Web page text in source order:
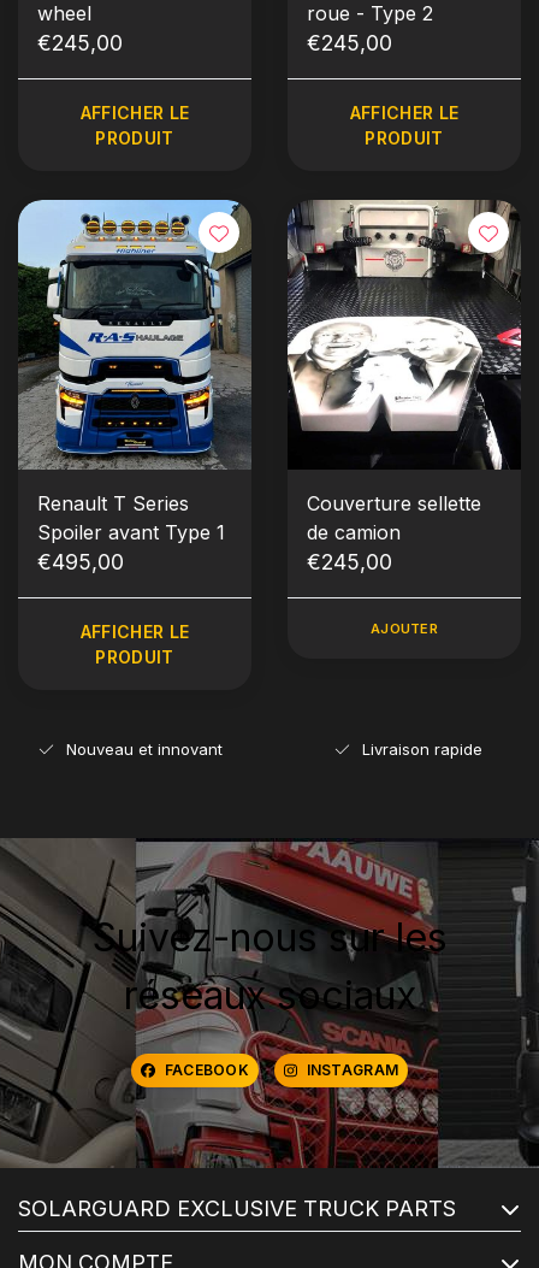
wheel
€245,00
AFFICHER LE
PRODUIT
roue - Type 2
€245,00
AFFICHER LE
PRODUIT
Renault T Series
Spoiler avant Type 1
€495,00
AFFICHER LE
PRODUIT
Couverture sellette
de camion
€245,00
AJOUTER
Nouveau et innovant Livraison rapide
Suivez-nous sur les
réseaux sociaux
FACEBOOK INSTAGRAM
SOLARGUARD EXCLUSIVE TRUCK PARTS
MON COMPTE